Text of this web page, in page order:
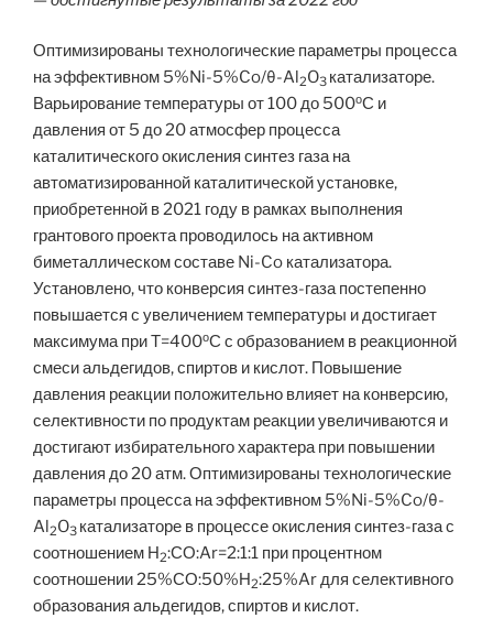
Оптимизированы технологические параметры процесса
на эффективном 5%Ni-5%Co/θ-Al2O3 катализаторе.
Варьирование температуры от 100 до 500оС и
давления от 5 до 20 атмосфер процесса
каталитического окисления синтез газа на
автоматизированной каталитической установке,
приобретенной в 2021 году в рамках выполнения
грантового проекта проводилось на активном
биметаллическом составе Ni-Co катализатора.
Установлено, что конверсия синтез-газа постепенно
повышается с увеличением температуры и достигает
максимума при Т=400оС с образованием в реакционной
смеси альдегидов, спиртов и кислот. Повышение
давления реакции положительно влияет на конверсию,
селективности по продуктам реакции увеличиваются и
достигают избирательного характера при повышении
давления до 20 атм. Оптимизированы технологические
параметры процесса на эффективном 5%Ni-5%Co/θ-
Al2O3 катализаторе в процессе окисления синтез-газа с
соотношением Н2:СО:Ar=2:1:1 при процентном
соотношении 25%СО:50%Н2:25%Ar для селективного
образования альдегидов, спиртов и кислот.